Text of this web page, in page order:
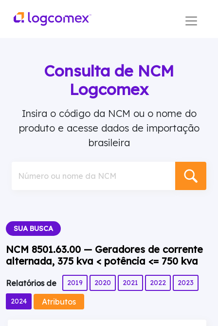
Consulta de NCM
Logcomex
Insira o código da NCM ou o nome do
produto e acesse dados de importação
brasileira
Número ou nome da NCM
SUA BUSCA
NCM 8501.63.00 — Geradores de corrente
alternada, 375 kva < potência <= 750 kva
Relatórios de 2019 2020 2021 2022 2023
2024 Atributos